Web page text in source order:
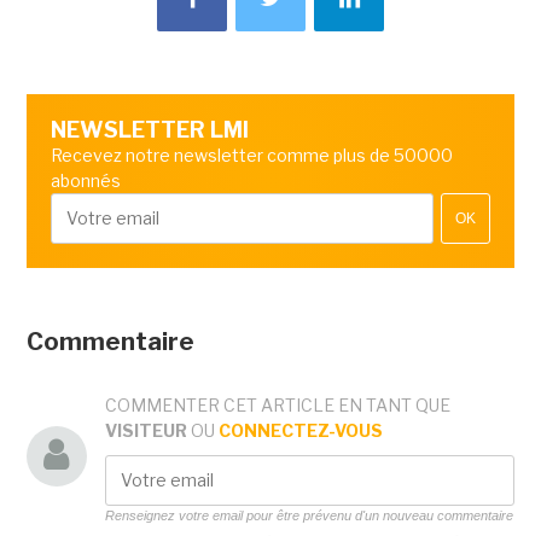
NEWSLETTER LMI
Recevez notre newsletter comme plus de 50000
abonnés
OK
Commentaire
COMMENTER CET ARTICLE EN TANT QUE
VISITEUR OU CONNECTEZ-VOUS
Renseignez votre email pour être prévenu d'un nouveau commentaire